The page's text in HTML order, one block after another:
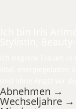
Abnehmen →
Wechseljahre →